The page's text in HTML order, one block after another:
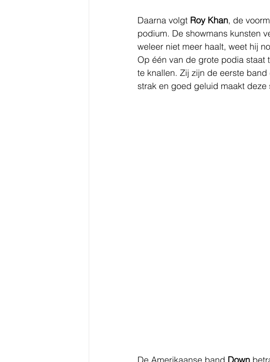
Daarna volgt Roy Khan, de
podium. De showmans kunsten
weleer niet meer haalt, weet hij
Op één van de grote podia staat
te knallen. Zij zijn de eerste
strak en goed geluid maakt
De Amerikaanse band Down